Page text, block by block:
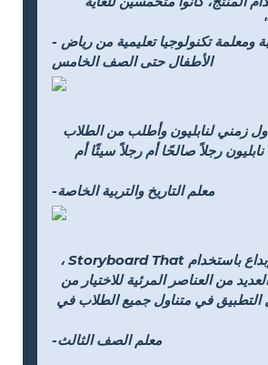
- أمينة مكتبة ومعلمة تكنولوجيا تعليمية من رياض
الأطفال حتى الصف الخامس
زمني لنابليون وأطلب من الطلاب
رجلاً صالحًا أم رجلاً سيئًا أم
-معلم التاريخ والتربية الخاصة
"يُتاح للطلاب الإبداع باستخدام Storyboard That ،
من العناصر المرئية للاختيار من
التطبيق في متناول جميع الطلاب في
-معلم الصف الثالث